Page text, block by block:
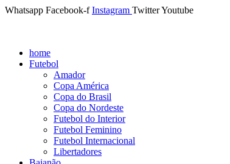
Whatsapp Facebook-f Instagram TwitterYoutube
home
Futebol
Amador
Copa América
Copa do Brasil
Copa do Nordeste
Futebol do Interior
Futebol Feminino
Futebol Internacional
Libertadores